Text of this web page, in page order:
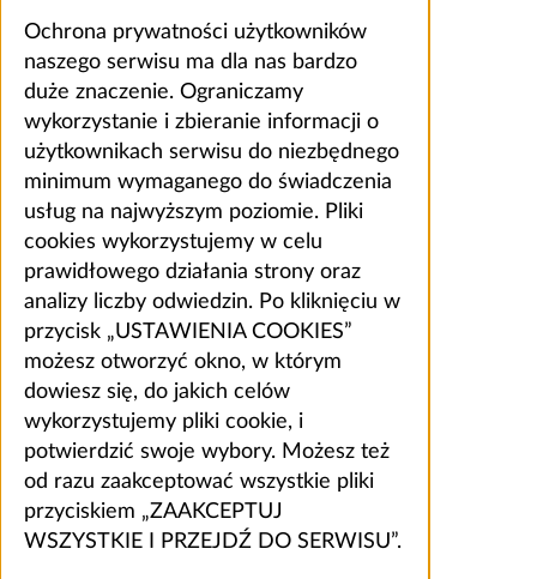
Ochrona prywatności użytkowników
naszego serwisu ma dla nas bardzo
duże znaczenie. Ograniczamy
wykorzystanie i zbieranie informacji o
użytkownikach serwisu do niezbędnego
minimum wymaganego do świadczenia
usług na najwyższym poziomie. Pliki
cookies wykorzystujemy w celu
prawidłowego działania strony oraz
analizy liczby odwiedzin. Po kliknięciu w
przycisk „USTAWIENIA COOKIES”
możesz otworzyć okno, w którym
dowiesz się, do jakich celów
wykorzystujemy pliki cookie, i
potwierdzić swoje wybory. Możesz też
od razu zaakceptować wszystkie pliki
przyciskiem „ZAAKCEPTUJ
WSZYSTKIE I PRZEJDŹ DO SERWISU”.